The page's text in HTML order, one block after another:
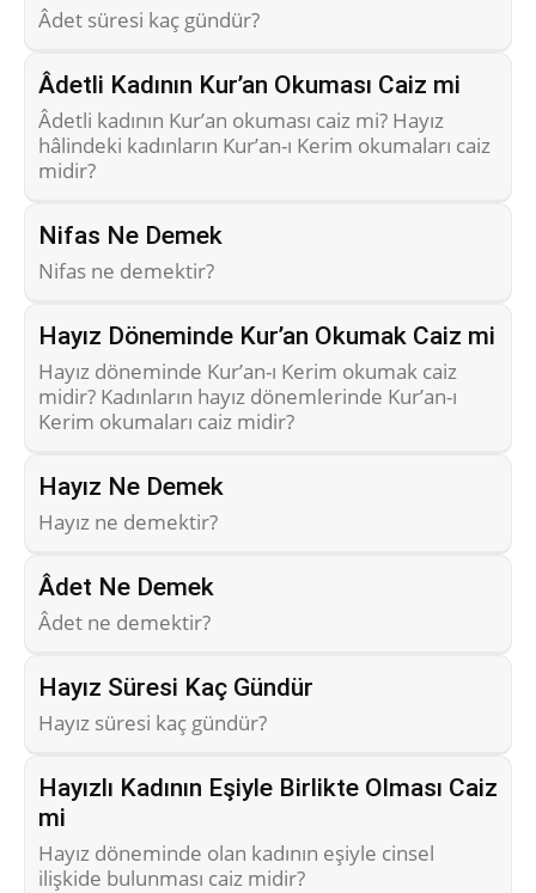
Âdet süresi kaç gündür?
Âdetli Kadının Kur’an Okuması Caiz mi
Âdetli kadının Kur’an okuması caiz mi? Hayız
hâlindeki kadınların Kur’an-ı Kerim okumaları caiz
midir?
Nifas Ne Demek
Nifas ne demektir?
Hayız Döneminde Kur’an Okumak Caiz mi
Hayız döneminde Kur’an-ı Kerim okumak caiz
midir? Kadınların hayız dönemlerinde Kur’an-ı
Kerim okumaları caiz midir?
Hayız Ne Demek
Hayız ne demektir?
Âdet Ne Demek
Âdet ne demektir?
Hayız Süresi Kaç Gündür
Hayız süresi kaç gündür?
Hayızlı Kadının Eşiyle Birlikte Olması Caiz
mi
Hayız döneminde olan kadının eşiyle cinsel
ilişkide bulunması caiz midir?